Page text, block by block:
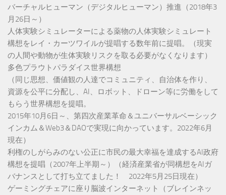
バーチャルヒューマン（デジタルヒューマン）推進（2018年3
月26日～）
人体実験シミュレーターによる薬物の人体実験シミュレート
構想をレイ・カーツワイルが提唱する数年前に提唱。（現実
の人間や動物が生体実験リスクを取る必要がなくなります）
多色プラウトパラダイス世界構想
（同じ思想、価値観の人達でコミュニティ、自治体を作り、
資源を公平に分配し、AI、ロボット、ドローン等に労働をして
もらう世界構想を提唱。
2015年10月6日～、第四次産業革命＆ユニバーサルベーシック
インカム＆Web3＆DAOで実現に向かっています。2022年6月
現在）
利権のしがらみのない公正に市民の最大幸福を達成するAI政府
構想を提唱（2007年上半期～）（経済産業省が同構想をAIガ
バナンスとして打ち立てました！ 2022年5月25日現在）
ゲーミングチェアに座り脳波インターネット（ブレインネッ